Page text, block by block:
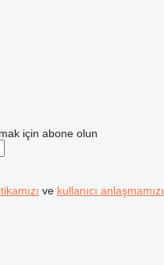
için abone olun
ve kullanıcı anlaşmamızı